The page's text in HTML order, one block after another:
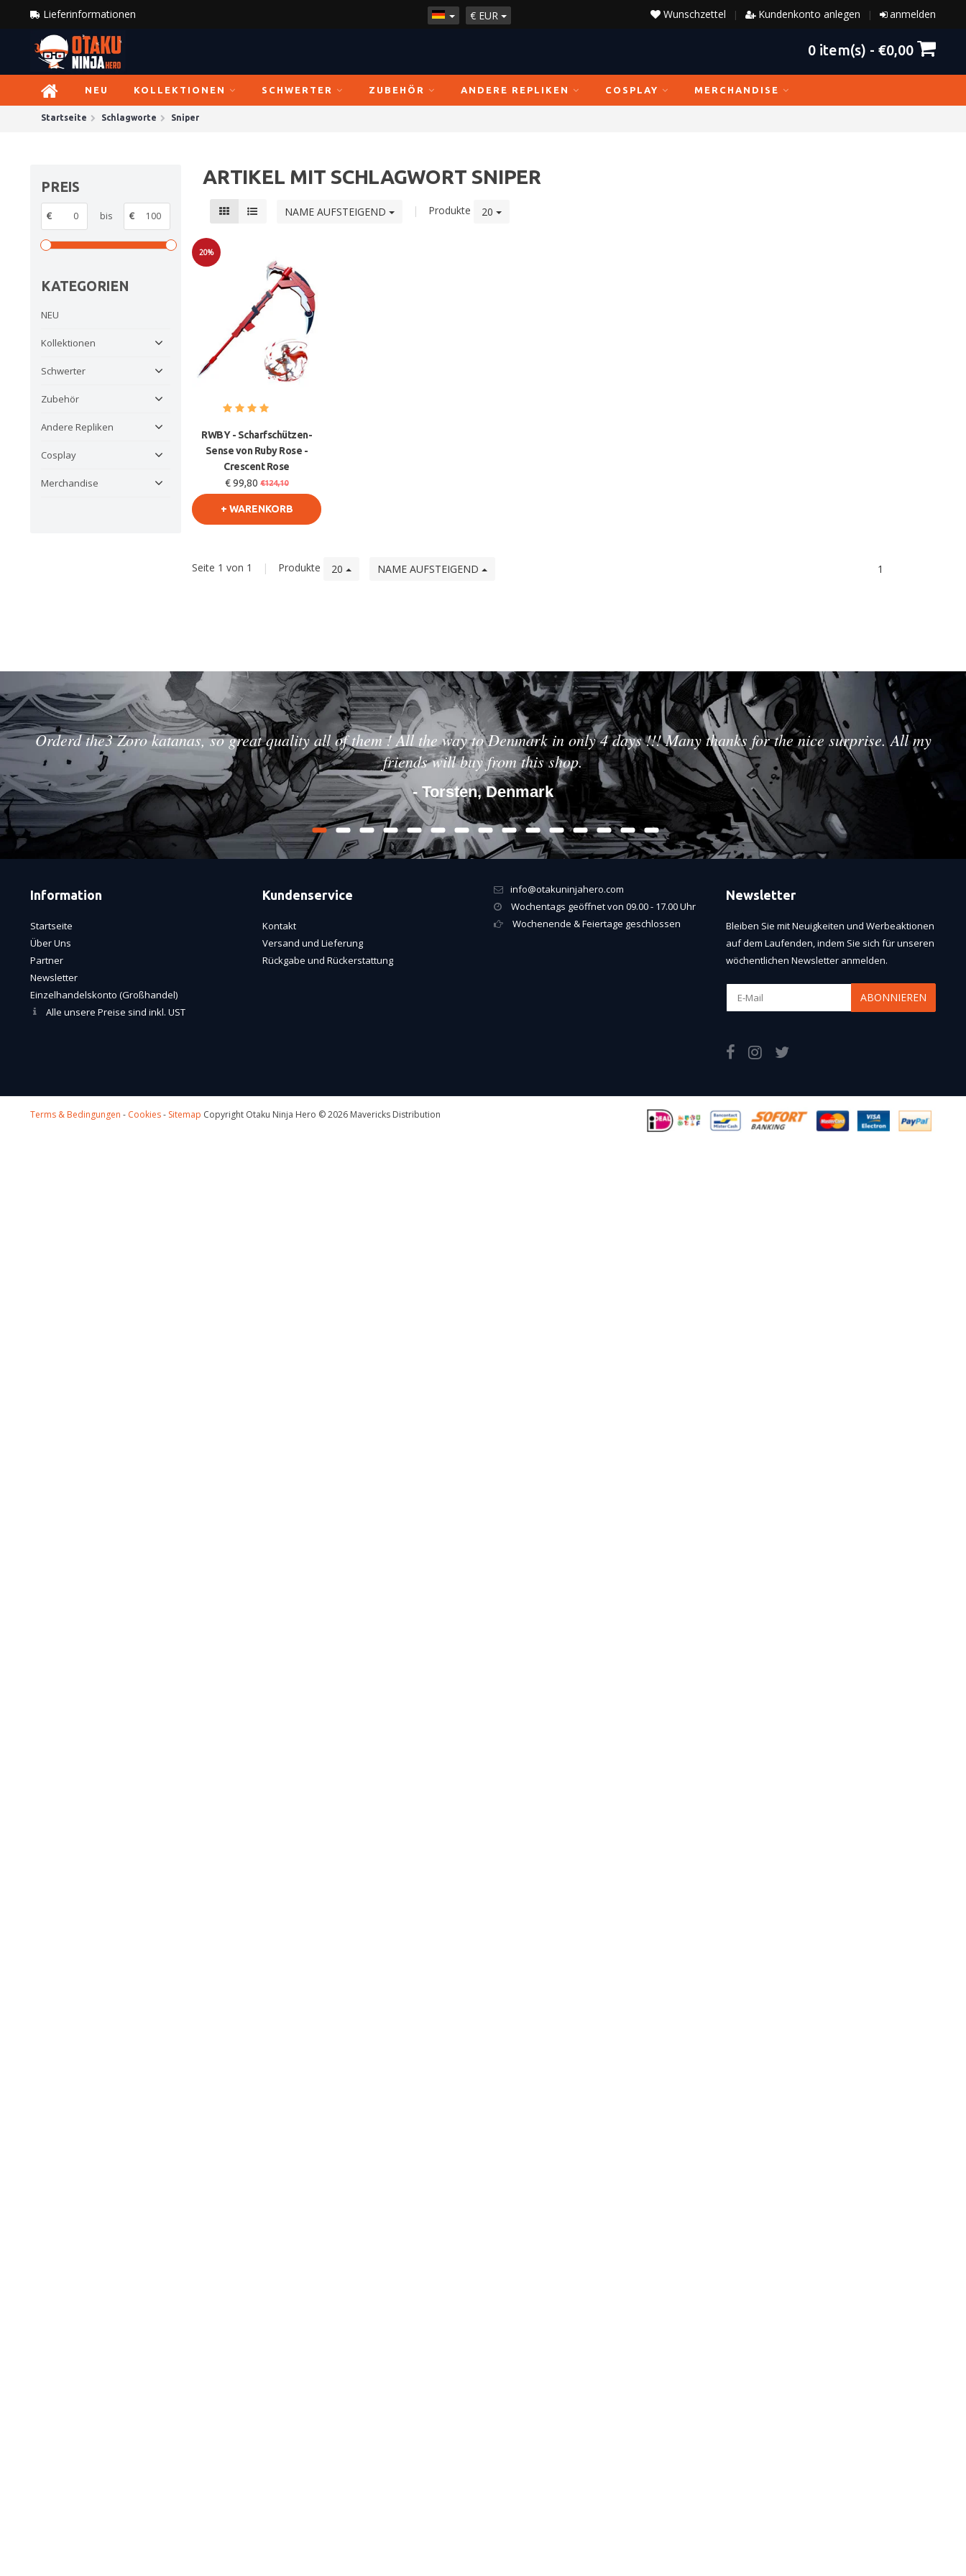
Lieferinformationen € EUR anmelden
|
Kundenkonto anlegen
|
Wunschzettel
0 item(s) - €0,00
NEU KOLLEKTIONEN SCHWERTER ZUBEHÖR ANDERE REPLIKEN COSPLAY MERCHANDISE
Startseite Schlagworte Sniper
PREIS
€ bis €
KATEGORIEN
NEU
Kollektionen
Schwerter
Zubehör
Andere Repliken
Cosplay
Merchandise
ARTIKEL MIT SCHLAGWORT SNIPER
NAME AUFSTEIGEND | Produkte 20
20%
RWBY - Scharfschützen-
Sense von Ruby Rose -
Crescent Rose
€ 99,80 €124,10
+ WARENKORB
Seite 1 von 1 | Produkte 20 NAME AUFSTEIGEND 1
Orderd the3 Zoro katanas, so great quality all of them ! All the way to Denmark in only 4 days !!! Many thanks for the nice surprise. All my
friends will buy from this shop.
- Torsten, Denmark
Information
Startseite
Über Uns
Partner
Newsletter
Einzelhandelskonto (Großhandel)
Alle unsere Preise sind inkl. UST
Kundenservice
Kontakt
Versand und Lieferung
Rückgabe und Rückerstattung
info@otakuninjahero.com
Wochentags geöffnet von 09.00 - 17.00 Uhr
Wochenende & Feiertage geschlossen
Newsletter
Bleiben Sie mit Neuigkeiten und Werbeaktionen
auf dem Laufenden, indem Sie sich für unseren
wöchentlichen Newsletter anmelden.
ABONNIEREN
Terms & Bedingungen - Cookies- Sitemap Copyright Otaku Ninja Hero © 2026 Mavericks Distribution